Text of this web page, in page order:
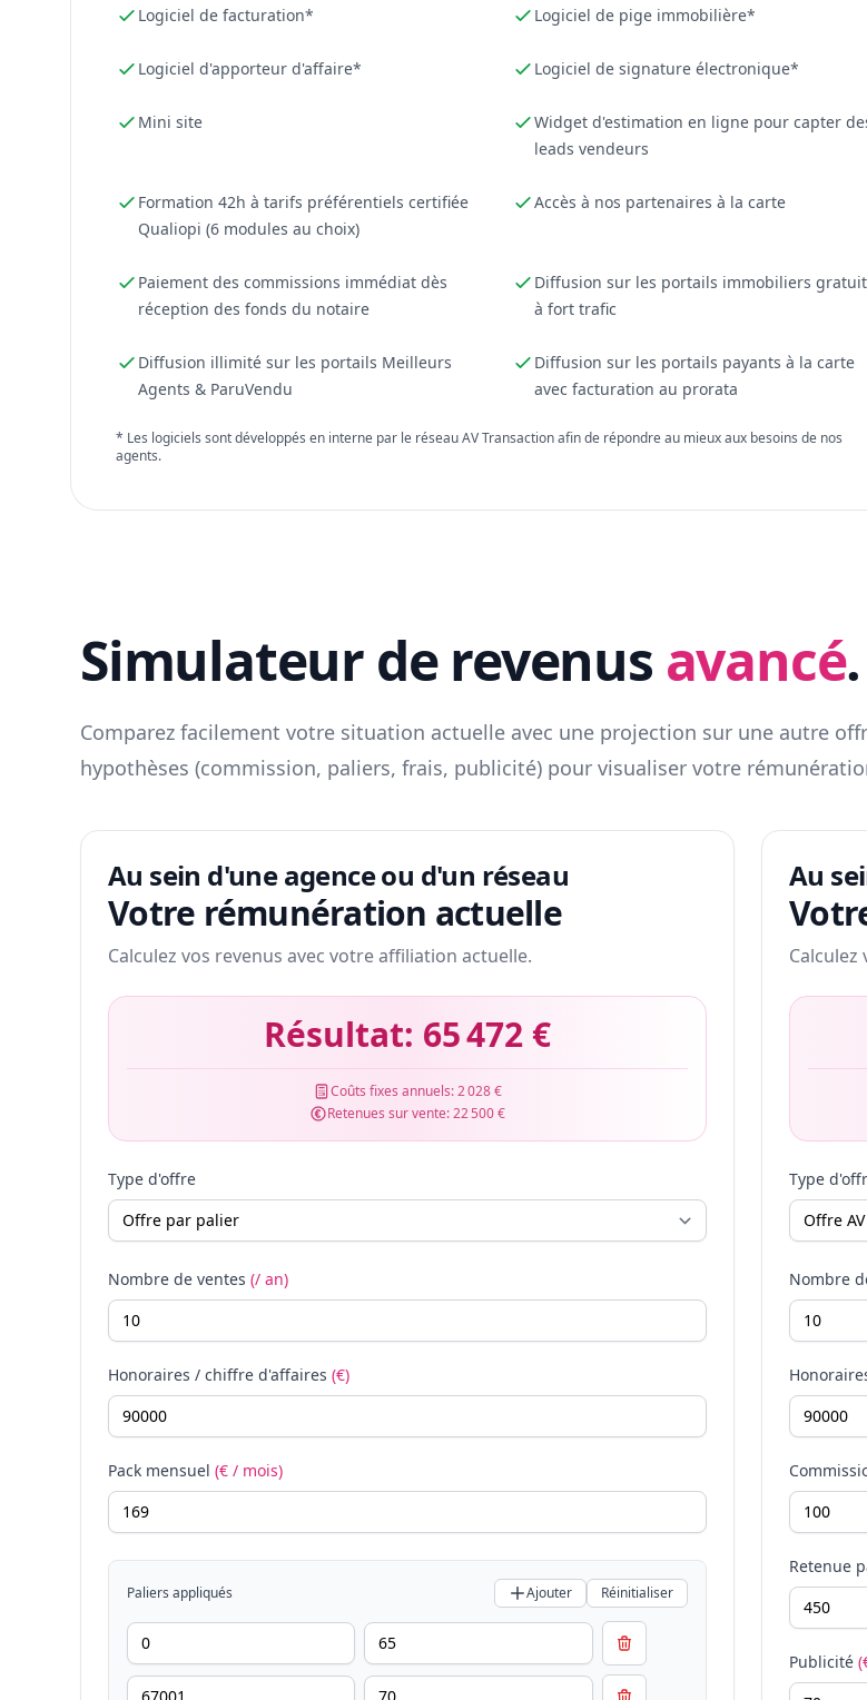
Logiciel de facturation* Logiciel de pige immobilière*
Logiciel d'apporteur d'affaire* Logiciel de signature électronique*
Mini site
Widget d'estimation en ligne pour capter
leads vendeurs
Formation 42h à tarifs préférentiels certifiée
Qualiopi (6 modules au choix)
Accès à nos partenaires à la carte
Paiement des commissions immédiat dès
réception des fonds du notaire
Diffusion sur les portails immobiliers
à fort trafic
Diffusion illimité sur les portails Meilleurs
Agents & ParuVendu
Diffusion sur les portails payants à la carte
avec facturation au prorata
* Les logiciels sont développés en interne par le réseau AV Transaction afin de répondre au mieux aux besoins de nos
agents.
Simulateur de revenus avancé.
Comparez facilement votre situation actuelle avec une projection sur une autre
hypothèses (commission, paliers, frais, publicité) pour visualiser votre
Au sein d'une agence ou d'un réseau
Votre rémunération actuelle
Calculez vos revenus avec votre affiliation actuelle.
Résultat: 65 472 €
Coûts fixes annuels:2 028 €
Retenues sur vente:22 500 €
Type d'offre
Nombre de ventes (/ an)
Honoraires / chiffre d'affaires (€)
Pack mensuel (€ / mois)
Paliers appliqués Ajouter Réinitialiser
Au
Calculez
Type
Nombre
Retenue
Publicité